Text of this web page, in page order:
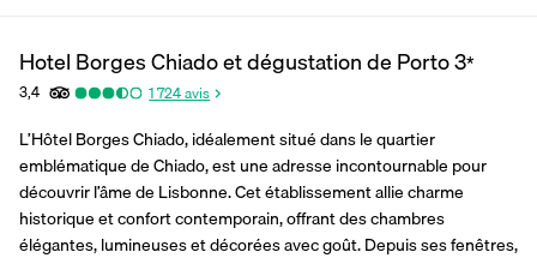
Hotel Borges Chiado et dégustation de Porto3*
3,4 1 724avis
L’Hôtel Borges Chiado, idéalement situé dans le quartier
emblématique de Chiado, est une adresse incontournable pour
découvrir l’âme de Lisbonne. Cet établissement allie charme
historique et confort contemporain, offrant des chambres
élégantes, lumineuses et décorées avec goût. Depuis ses fenêtres,